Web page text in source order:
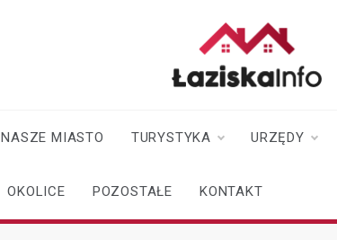
NASZE MIASTO TURYSTYKA URZĘDY
OKOLICE POZOSTAŁE KONTAKT